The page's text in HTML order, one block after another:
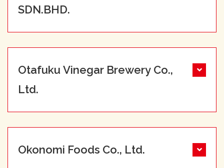
SDN.BHD.
Otafuku Vinegar Brewery Co.,
Ltd.
Okonomi Foods Co., Ltd.